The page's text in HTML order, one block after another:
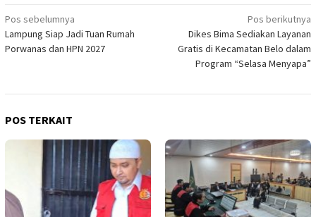
Navigasi
pos
Pos sebelumnya
Lampung Siap Jadi Tuan Rumah
Porwanas dan HPN 2027
Pos berikutnya
Dikes Bima Sediakan Layanan
Gratis di Kecamatan Belo dalam
Program “Selasa Menyapa”
POS TERKAIT